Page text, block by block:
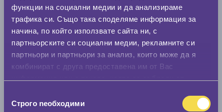
функции на социални медии и да анализираме
трафика си. Също така споделяме информация за
начина, по който използвате сайта ни, с
партньорските си социални медии, рекламните си
партньори и партньори за анализ, които може да я
комбинират с друга предоставена им от Вас
наСтрого nеобходими
Стар размер
0 мм.